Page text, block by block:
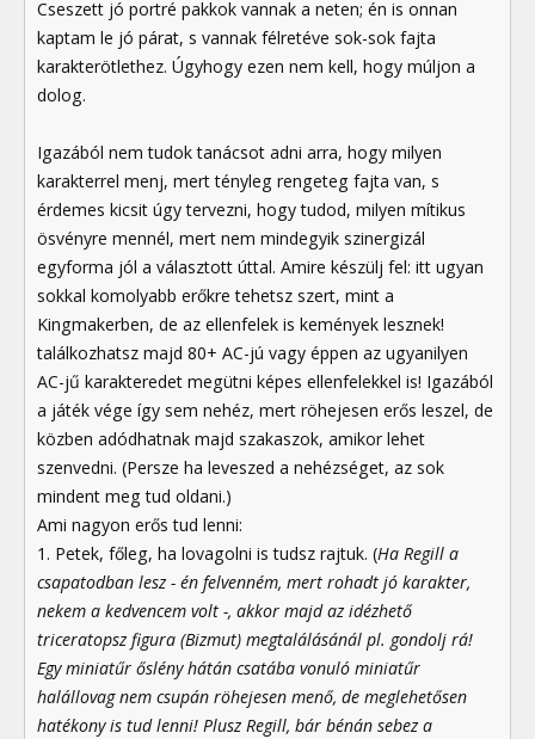
Cseszett jó portré pakkok vannak a neten; én is onnan
kaptam le jó párat, s vannak félretéve sok-sok fajta
karakterötlethez. Úgyhogy ezen nem kell, hogy múljon a
dolog.
Igazából nem tudok tanácsot adni arra, hogy milyen
karakterrel menj, mert tényleg rengeteg fajta van, s
érdemes kicsit úgy tervezni, hogy tudod, milyen mítikus
ösvényre mennél, mert nem mindegyik szinergizál
egyforma jól a választott úttal. Amire készülj fel: itt ugyan
sokkal komolyabb erőkre tehetsz szert, mint a
Kingmakerben, de az ellenfelek is kemények lesznek!
találkozhatsz majd 80+ AC-jú vagy éppen az ugyanilyen
AC-jű karakteredet megütni képes ellenfelekkel is! Igazából
a játék vége így sem nehéz, mert röhejesen erős leszel, de
közben adódhatnak majd szakaszok, amikor lehet
szenvedni. (Persze ha leveszed a nehézséget, az sok
mindent meg tud oldani.)
Ami nagyon erős tud lenni:
1. Petek, főleg, ha lovagolni is tudsz rajtuk. (Ha Regill a
csapatodban lesz - én felvenném, mert rohadt jó karakter,
nekem a kedvencem volt -, akkor majd az idézhető
triceratopsz figura (Bizmut) megtalálásánál pl. gondolj rá!
Egy miniatűr őslény hátán csatába vonuló miniatűr
halállovag nem csupán röhejesen menő, de meglehetősen
hatékony is tud lenni! Plusz Regill, bár bénán sebez a